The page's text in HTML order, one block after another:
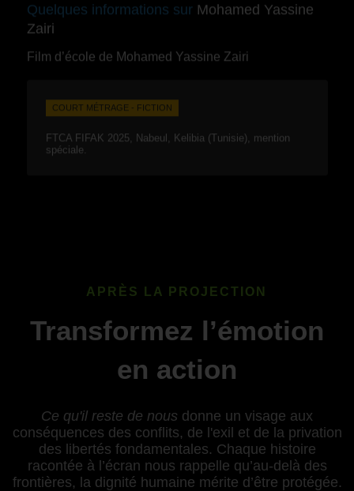
Quelques informations sur Mohamed Yassine
Zairi
Film d’école de Mohamed Yassine Zairi
COURT MÉTRAGE - FICTION
FTCA FIFAK 2025, Nabeul, Kelibia (Tunisie), mention
spéciale.
APRÈS LA PROJECTION
Transformez l’émotion
en action
Ce qu'il reste de nous donne un visage aux
conséquences des conflits, de l'exil et de la privation
des libertés fondamentales. Chaque histoire
racontée à l’écran nous rappelle qu’au-delà des
frontières, la dignité humaine mérite d’être protégée.